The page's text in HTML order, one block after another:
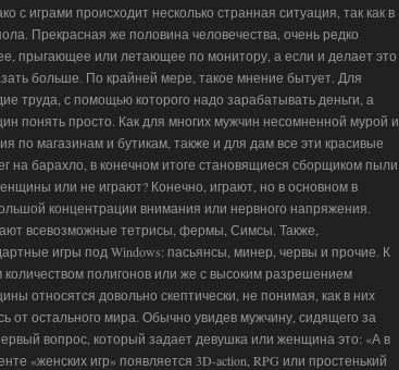
с играми происходит несколько странная ситуация, так как в
Прекрасная же половина человечества, очень редко
прыгающее или летающее по монитору, а если и делает это
больше. По крайней мере, такое мнение бытует. Для
труда, с помощью которого надо зарабатывать деньги, а
понять просто. Как для многих мужчин несомненной мурой и
по магазинам и бутикам, также и для дам все эти красивые
на барахло, в конечном итоге становящиеся сборщиком пыли
или не играют? Конечно, играют, но в основном в
концентрации внимания или нервного напряжения.
всевозможные тетрисы, фермы, Симсы. Также,
игры под Windows: пасьянсы, минер, червы и прочие. К
полигонов или же с высоким разрешением
относятся довольно скептически, не понимая, как в них
от остального мира. Обычно увидев мужчину, сидящего за
вопрос, который задает девушка или женщина это: «А в
«женских игр» появляется 3D-action, RPG или простенький